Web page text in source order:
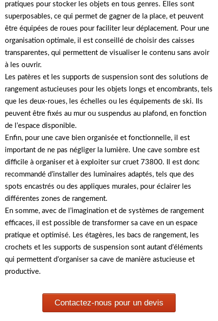
pratiques pour stocker les objets en tous genres. Elles sont
superposables, ce qui permet de gagner de la place, et peuvent
être équipées de roues pour faciliter leur déplacement. Pour une
organisation optimale, il est conseillé de choisir des caisses
transparentes, qui permettent de visualiser le contenu sans avoir
à les ouvrir.
Les patères et les supports de suspension sont des solutions de
rangement astucieuses pour les objets longs et encombrants, tels
que les deux-roues, les échelles ou les équipements de ski. Ils
peuvent être fixés au mur ou suspendus au plafond, en fonction
de l’espace disponible.
Enfin, pour une cave bien organisée et fonctionnelle, il est
important de ne pas négliger la lumière. Une cave sombre est
difficile à organiser et à exploiter sur cruet 73800. Il est donc
recommandé d’installer des luminaires adaptés, tels que des
spots encastrés ou des appliques murales, pour éclairer les
différentes zones de rangement.
En somme, avec de l’imagination et de systèmes de rangement
efficaces, il est possible de transformer sa cave en un espace
pratique et optimisé. Les étagères, les bacs de rangement, les
crochets et les supports de suspension sont autant d’éléments
qui permettent d’organiser sa cave de manière astucieuse et
productive.
Contactez-nous pour un devis